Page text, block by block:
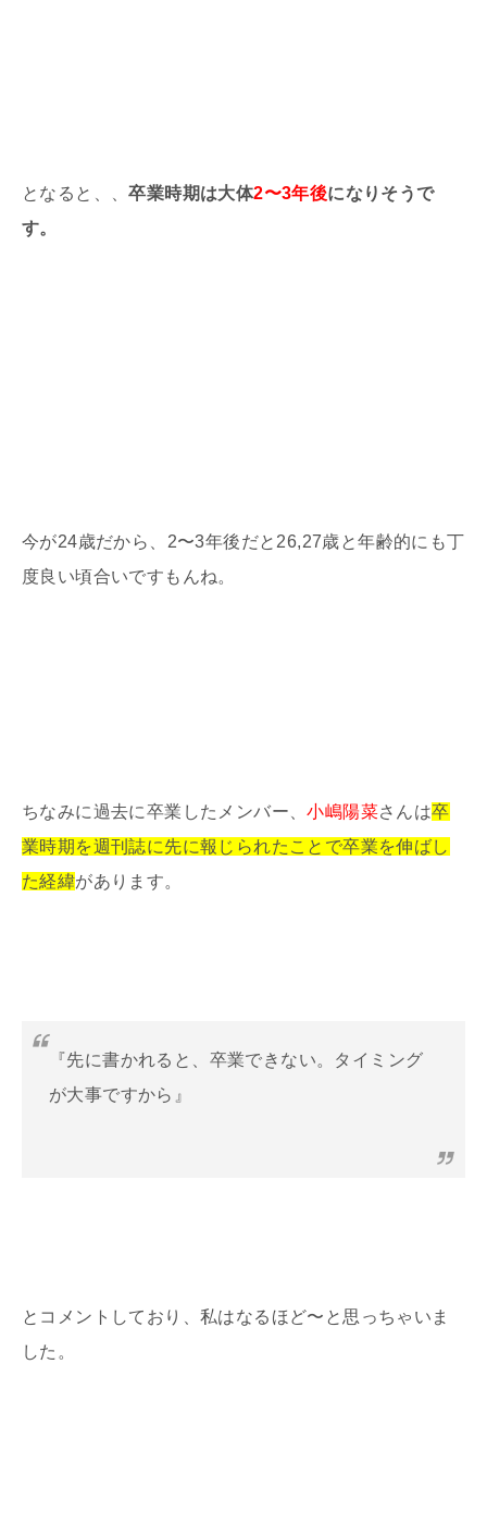
となると、、卒業時期は大体2〜3年後になりそうで
す。
今が24歳だから、2〜3年後だと26,27歳と年齢的にも丁
度良い頃合いですもんね。
ちなみに過去に卒業したメンバー、小嶋陽菜さんは卒
業時期を週刊誌に先に報じられたことで卒業を伸ばし
た経緯があります。
『先に書かれると、卒業できない。タイミング
が大事ですから』
とコメントしており、私はなるほど〜と思っちゃいま
した。